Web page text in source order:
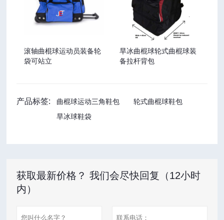
滚轴曲棍球运动员装备轮
袋可站立
旱冰曲棍球轮式曲棍球装
备拉杆背包
产品标签: 曲棍球运动三角鞋包
轮式曲棍球鞋包
旱冰球鞋袋
获取最新价格？ 我们会尽快回复（12小时
内）